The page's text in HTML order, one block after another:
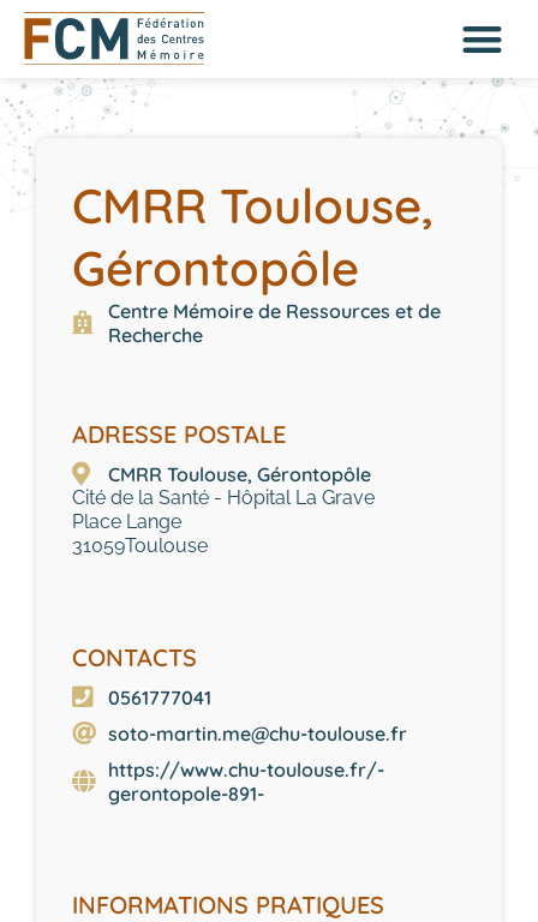
CMRR Toulouse,
Gérontopôle
Centre Mémoire de Ressources et de
Recherche
ADRESSE POSTALE
CMRR Toulouse, Gérontopôle
Cité de la Santé - Hôpital La Grave
Place Lange
31059Toulouse
CONTACTS
0561777041
soto-martin.me@chu-toulouse.fr
https://www.chu-toulouse.fr/-
gerontopole-891-
INFORMATIONS PRATIQUES